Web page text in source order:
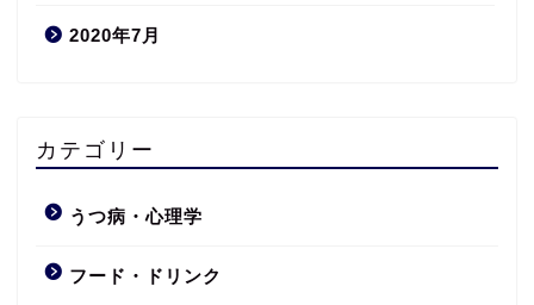
2020年7月
カテゴリー
うつ病・心理学
フード・ドリンク